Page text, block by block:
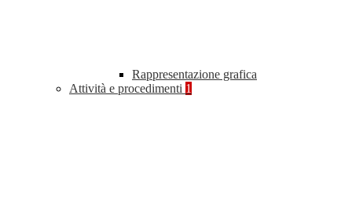
Rappresentazione grafica
Attività e procedimenti 1